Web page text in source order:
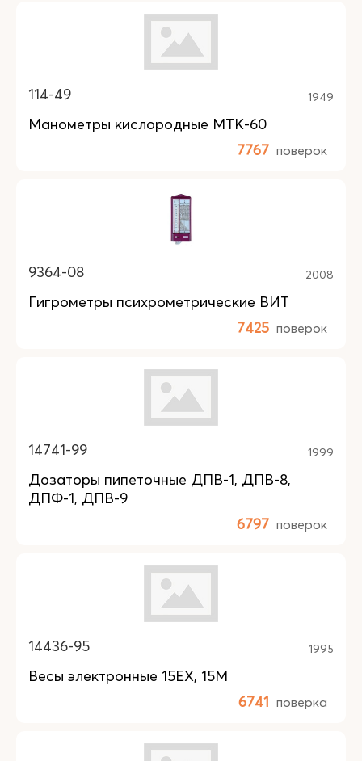
114-49 1949
Манометры кислородные МТК-60
7767 поверок
9364-08 2008
Гигрометры психрометрические ВИТ
7425 поверок
14741-99 1999
Дозаторы пипеточные ДПВ-1, ДПВ-8,
ДПФ-1, ДПВ-9
6797 поверок
14436-95 1995
Весы электронные 15ЕX, 15M
6741 поверка